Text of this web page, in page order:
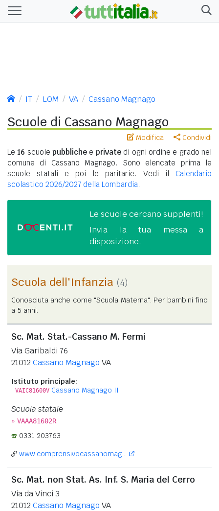
IT LOM VA Cassano Magnago
Scuole di Cassano Magnago
Modifica Condividi
Le16 scuolepubbliche e privatedi ogni ordine e grado nel
comune di Cassano Magnago. Sono elencate prima le
scuole statali e poi le paritarie. Vedi il Calendario
scolastico 2026/2027 della Lombardia.
Le scuole cercano supplenti!
Invia la tua messa a
disposizione.
Scuola dell'Infanzia (4)
Conosciuta anche come "Scuola Materna". Per bambini fino
a 5 anni.
Sc. Mat. Stat.-Cassano M. Fermi
Via Garibaldi 76
21012 Cassano Magnago VA
Istituto principale:
VAIC81600V Cassano Magnago II
Scuola statale
» VAAA81602R
0331 203763
www.comprensivocassanomag...
Sc. Mat. non Stat. As. Inf. S. Maria del Cerro
Via da Vinci 3
21012 Cassano Magnago VA